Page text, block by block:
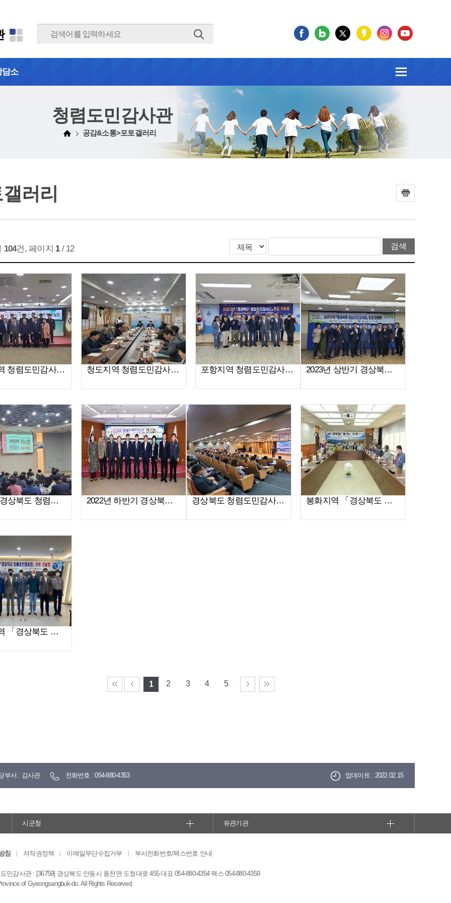
담소
청렴도민감사관
공감&소통>포토갤러리
러리
104건, 페이지 1/ 12
김천지역 청렴도민감사관 간담회 개최 청도지역 청렴도민감사관 간담회 개최 사진 포항지역 청렴도민감사관 간담회 개최 사진 2023년 상반기 경상북도 청렴도민감사관 간담회 개최
2023년 경상북도 청렴도민감사관 역량강화 워크숍 개최 2022년 하반기 경상북도 청렴도민감사관 간담회 개최 경상북도 청렴도민감사관 간담회 청렴콘서트(2022.10.27) 봉화지역 「경상북도 청렴도민감사관」 초청 간담회(2022. 9. 21.)
영주지역 「경상북도 청렴도민감사관」 초청 간담회(2022. 6. 13.)
1 2 3 4 5
부서 : 감사관 전화번호 : 054-880-4353 업데이트 : 2022.02.15
시군청 유관기관
침 저작권정책 이메일무단수집거부 부서전화번호/팩스번호 안내
민감사관 : [36759] 경상북도 안동시 풍천면 도청대로 455 대표 054-880-4354 팩스 054-880-4359
of Gyeongsangbuk-do. All Rights Reserved.